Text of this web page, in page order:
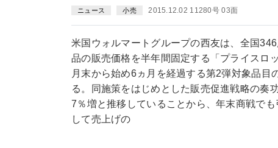
ニュース 小売 2015.12.02 11280号 03面
米国ウォルマートグループの西友は、全国
品の販売価格を半年間固定する「プライスロ
月末から始め6ヵ月を経過する第2弾対象品
る。同施策をはじめとした販売促進戦略の奏
7％増と推移していることから、年末商戦で
して売上げの